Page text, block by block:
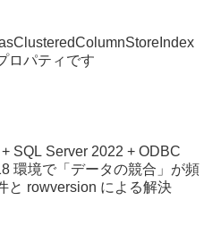
ロパティです
SQL Server 2022 + ODBC
環境で「データの競合」が頻
と rowversion による解決